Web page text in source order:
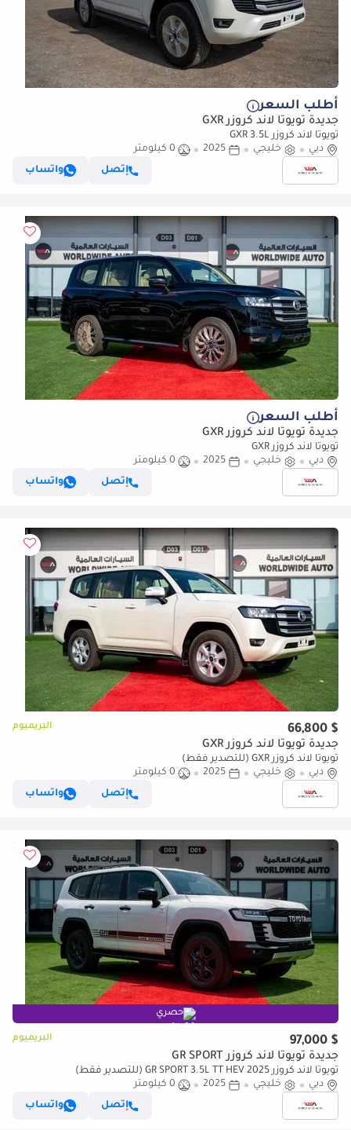
أطلب السعر
جديدة تويوتا لاند كروزر GXR
تويوتا لاند كروزر GXR 3.5L
دبي
خليجي 2025
0 كيلومتر
إتصل
واتساب
أطلب السعر
جديدة تويوتا لاند كروزر GXR
تويوتا لاند كروزر GXR
دبي
خليجي 2025
0 كيلومتر
إتصل
واتساب
$ 66,800 البريميوم
جديدة تويوتا لاند كروزر GXR
تويوتا لاند كروزر GXR (للتصدير فقط)
دبي
خليجي 2025
0 كيلومتر
إتصل
واتساب
حصري
$ 97,000 البريميوم
جديدة تويوتا لاند كروزر GR SPORT
تويوتا لاند كروزر GR SPORT 3.5L TT HEV 2025 (للتصدير فقط)
دبي
خليجي 2025
0 كيلومتر
إتصل
واتساب